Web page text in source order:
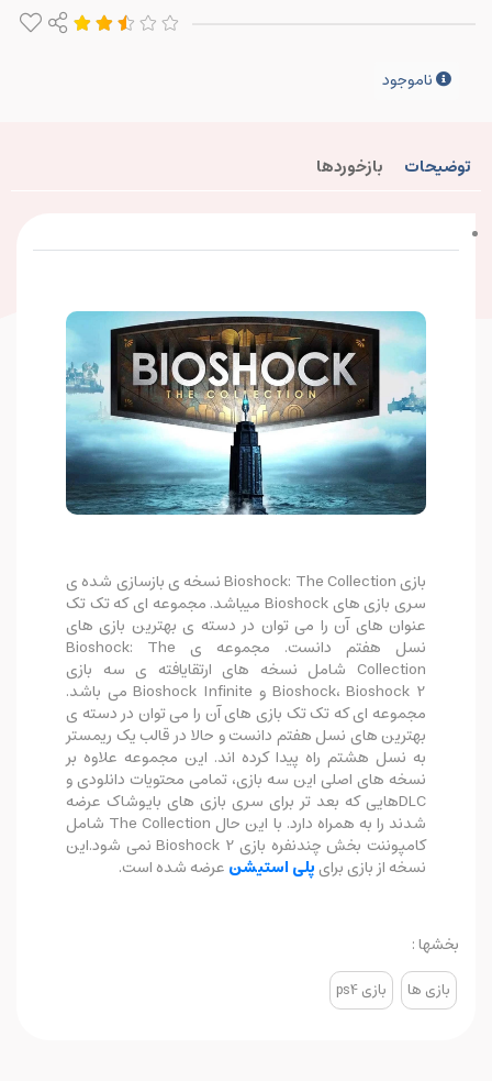
ناموجود
توضیحات بازخوردها
بازی Bioshock: The Collection نسخه ی بازسازی شده ی
سری بازی های Bioshock میباشد. مجموعه ای که تک تک
عنوان های آن را می توان در دسته ی بهترین بازی های
نسل هفتم دانست. مجموعه ی Bioshock: The
Collection شامل نسخه های ارتقایافته ی سه بازی
Bioshock، Bioshock 2 و Bioshock Infinite می باشد.
مجموعه ای که تک تک بازی های آن را می توان در دسته ی
بهترین های نسل هفتم دانست و حالا در قالب یک ریمستر
به نسل هشتم راه پیدا کرده اند. این مجموعه علاوه بر
نسخه های اصلی این سه بازی، تمامی محتویات دانلودی و
DLCهایی که بعد تر برای سری بازی های بایوشاک عرضه
شدند را به همراه دارد. با این حال The Collection شامل
کامپوننت بخش چندنفره بازی Bioshock 2 نمی شود.این
نسخه از بازی برایپلی استیشن عرضه شده است.
بخشها :
بازی ها بازی ps4